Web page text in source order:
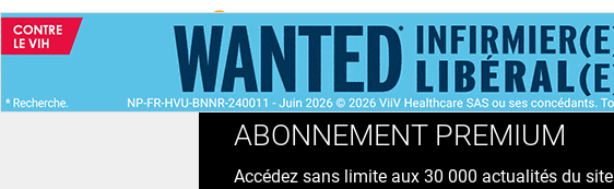
ACCUEIL NEWSLETTER QUI
ABONNEMENT PREMIUM
Accédez sans limite aux 30 000 actualités du site